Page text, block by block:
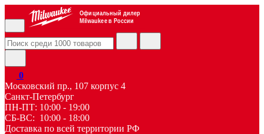
Официальный дилер
Milwaukee в России
0
Московский пр., 107 корпус 4
Санкт-Петербург
ПН-ПТ: 10:00 - 19:00
СБ-ВС: 10:00 - 18:00
Доставка по всей территории РФ